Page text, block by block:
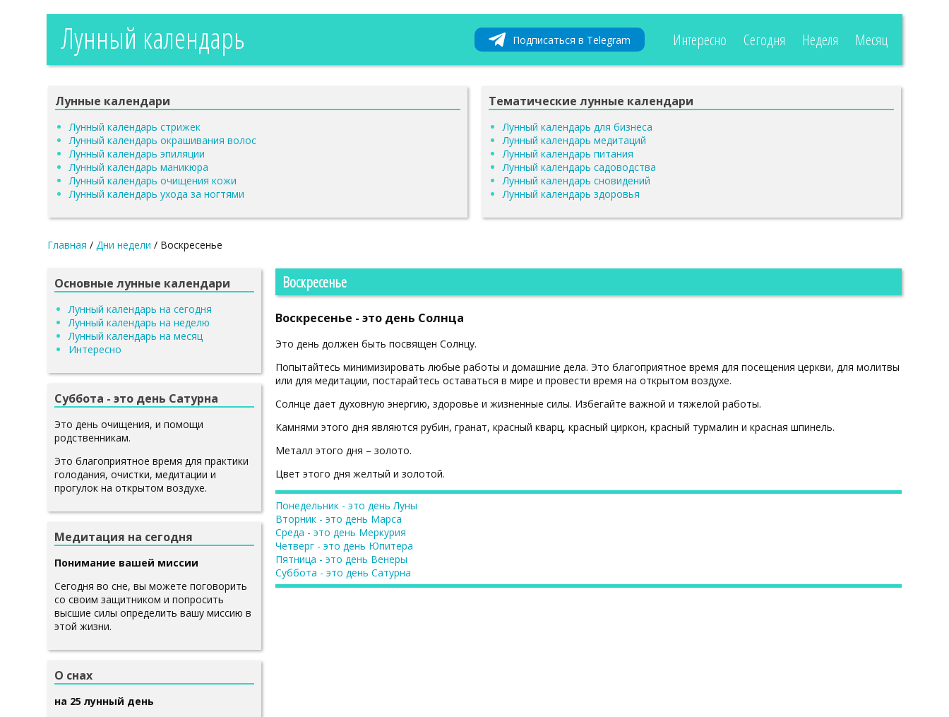
Лунный календарь Подписаться в Telegram Интересно Сегодня Неделя Месяц
Лунные календари
Лунный календарь стрижек
Лунный календарь окрашивания волос
Лунный календарь эпиляции
Лунный календарь маникюра
Лунный календарь очищения кожи
Лунный календарь ухода за ногтями
Тематические лунные календари
Лунный календарь для бизнеса
Лунный календарь медитаций
Лунный календарь питания
Лунный календарь садоводства
Лунный календарь сновидений
Лунный календарь здоровья
Главная /Дни недели / Воскресенье
Воскресенье
Воскресенье - это день Солнца
Это день должен быть посвящен Солнцу.
Попытайтесь минимизировать любые работы и домашние дела. Это благоприятное время для посещения церкви, для молитвы
или для медитации, постарайтесь оставаться в мире и провести время на открытом воздухе.
Солнце дает духовную энергию, здоровье и жизненные силы. Избегайте важной и тяжелой работы.
Камнями этого дня являются рубин, гранат, красный кварц, красный циркон, красный турмалин и красная шпинель.
Металл этого дня – золото.
Цвет этого дня желтый и золотой.
Понедельник - это день Луны
Вторник - это день Марса
Среда - это день Меркурия
Четверг - это день Юпитера
Пятница - это день Венеры
Суббота - это день Сатурна
Основные лунные календари
Лунный календарь на сегодня
Лунный календарь на неделю
Лунный календарь на месяц
Интересно
Суббота - это день Сатурна
Это день очищения, и помощи
родственникам.
Это благоприятное время для практики
голодания, очистки, медитации и
прогулок на открытом воздухе.
Медитация на сегодня
Понимание вашей миссии
Сегодня во сне, вы можете поговорить
со своим защитником и попросить
высшие силы определить вашу миссию в
этой жизни.
О снах
на 25 лунный день